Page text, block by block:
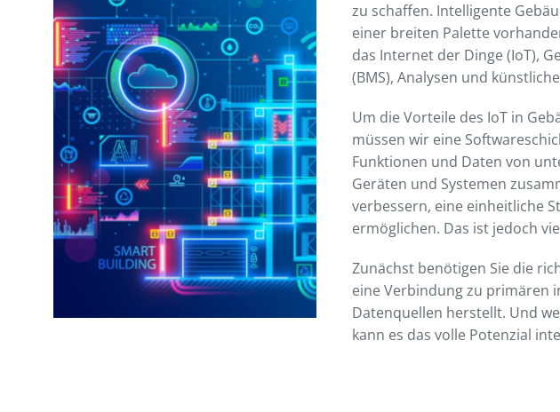
zu schaffen. Intelligente
einer breiten Palette
das Internet der Dinge (IoT),
(BMS), Analysen und
Um die Vorteile des IoT in
müssen wir eine
Funktionen und Daten von
Geräten und Systemen
verbessern, eine einheitliche
ermöglichen. Das ist jedoch
Zunächst benötigen Sie die
eine Verbindung zu primären
Datenquellen herstellt. Und
kann es das volle Potenzial